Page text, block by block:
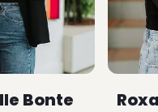
Bonte